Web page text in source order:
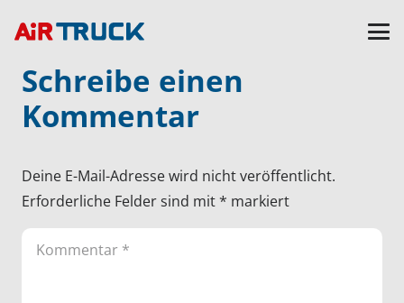
Schreibe einen
Kommentar
Deine E-Mail-Adresse wird nicht veröffentlicht.
Erforderliche Felder sind mit* markiert